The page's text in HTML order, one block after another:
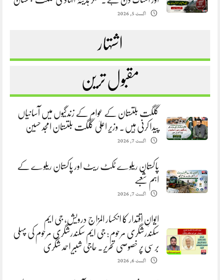
اگست 5, 2026
اشتہار
مقبول ترین
گلگت بلتستان کے عوام کے زندگیوں میں آسانیاں
پیدا کرنی ہیں. وزیر اعلیٰ گلگت بلتستان امجد حسین
اگست 7, 2026
پاکستان ریلوے ٹکٹ ریٹ اور پاکستان ریلوے کے
اہم شعبے
اگست 7, 2026
ایوانِ اقتدار کا انکسار المزاج درویش، جی ایم
سکندرشگری مرحوم: جی ایم سکندرشگری مرحوم کی پہلی
برسی پر خصوصی تحریر. حاجی شبیر احمد شگری
اگست 6, 2026